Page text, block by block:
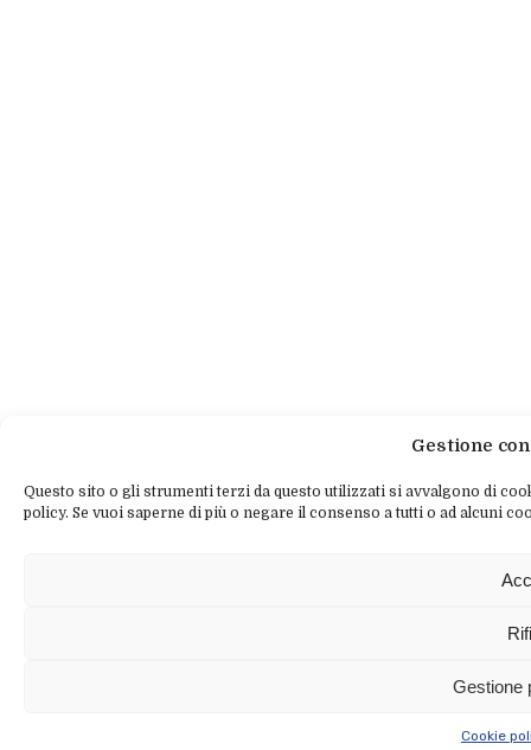
Gestione
Questo sito o gli strumenti terzi da questo utilizzati si avvalgono di
policy. Se vuoi saperne di più o negare il consenso a tutti o ad alcuni
Gestione
Cookie